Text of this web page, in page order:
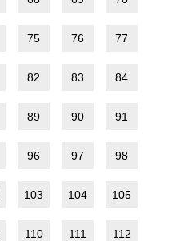
75 76 77
82 83 84
89 90 91
96 97 98
103 104 105
110 111 112